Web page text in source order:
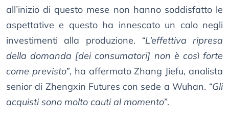
all’inizio di questo mese non hanno soddisfatto le
aspettative e questo ha innescato un calo negli
investimenti alla produzione. “L’effettiva ripresa
della domanda [dei consumatori] non è così forte
come previsto”, ha affermato Zhang Jiefu, analista
senior di Zhengxin Futures con sede a Wuhan. “Gli
acquisti sono molto cauti al momento”.